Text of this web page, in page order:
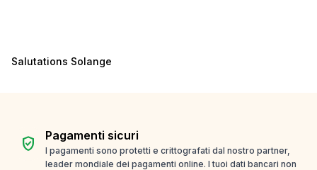
Salutations Solange
verified_user Pagamenti sicuri
I pagamenti sono protetti e crittografati dal nostro partner,
leader mondiale dei pagamenti online. I tuoi dati bancari non